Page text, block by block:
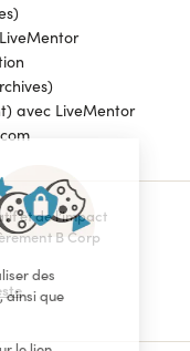
réaliser des
ainsi que
avec LiveMentor
et de l’impact
B Corp